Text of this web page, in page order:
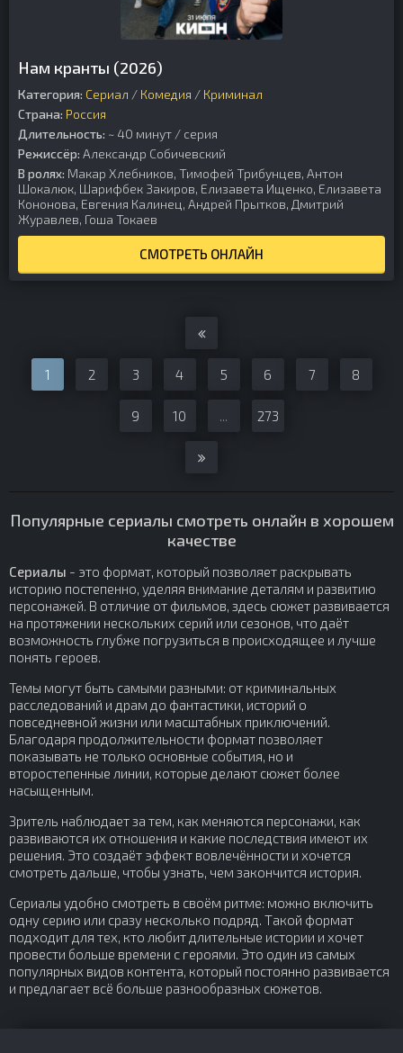
Нам кранты (2026)
Категория: Сериал / Комедия / Криминал
Страна: Россия
Длительность: ~ 40 минут / серия
Режиссёр: Александр Собичевский
В ролях: Макар Хлебников, Тимофей Трибунцев, Антон
Шокалюк, Шарифбек Закиров, Елизавета Ищенко, Елизавета
Кононова, Евгения Калинец, Андрей Прытков, Дмитрий
Журавлев, Гоша Токаев
СМОТРЕТЬ ОНЛАЙН
1 2 3 4 5 6 7 8
9 10 ... 273
Популярные сериалы смотреть онлайн в хорошем
качестве
Сериалы - это формат, который позволяет раскрывать
историю постепенно, уделяя внимание деталям и развитию
персонажей. В отличие от фильмов, здесь сюжет развивается
на протяжении нескольких серий или сезонов, что даёт
возможность глубже погрузиться в происходящее и лучше
понять героев.
Темы могут быть самыми разными: от криминальных
расследований и драм до фантастики, историй о
повседневной жизни или масштабных приключений.
Благодаря продолжительности формат позволяет
показывать не только основные события, но и
второстепенные линии, которые делают сюжет более
насыщенным.
Зритель наблюдает за тем, как меняются персонажи, как
развиваются их отношения и какие последствия имеют их
решения. Это создаёт эффект вовлечённости и хочется
смотреть дальше, чтобы узнать, чем закончится история.
Сериалы удобно смотреть в своём ритме: можно включить
одну серию или сразу несколько подряд. Такой формат
подходит для тех, кто любит длительные истории и хочет
провести больше времени с героями. Это один из самых
популярных видов контента, который постоянно развивается
и предлагает всё больше разнообразных сюжетов.